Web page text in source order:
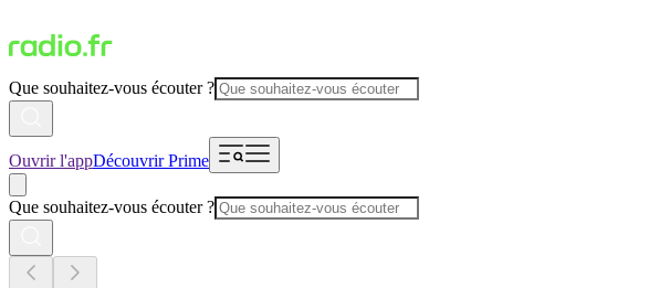
Que souhaitez-vous écouter ?
Ouvrir l'appDécouvrir Prime
Que souhaitez-vous écouter ?